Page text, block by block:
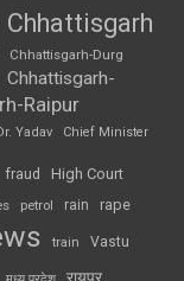
Chhattisgarh
Chhattisgarh-Durg
Chhattisgarh-
Raipur
Yadav Chief Minister
fraud High Court
petrol rain rape
train Vastu